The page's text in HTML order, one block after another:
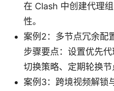
在 Clash 中创建代理
性。
案例2：多节点冗余配
步骤要点：设置优先
切换策略、定期轮换节
案例3：跨境视频解锁